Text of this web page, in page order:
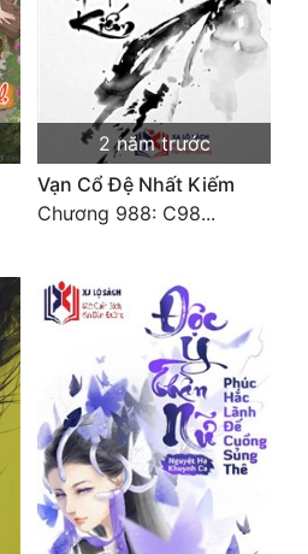
2 năm trước
Vạn Cổ Đệ Nhất Kiếm
Chương 988: C98...